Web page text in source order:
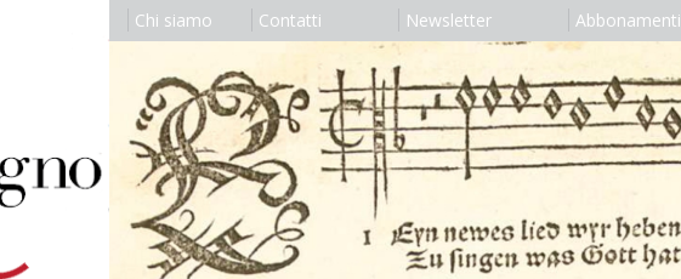
Chi siamo Contatti Newsletter Abbonamenti